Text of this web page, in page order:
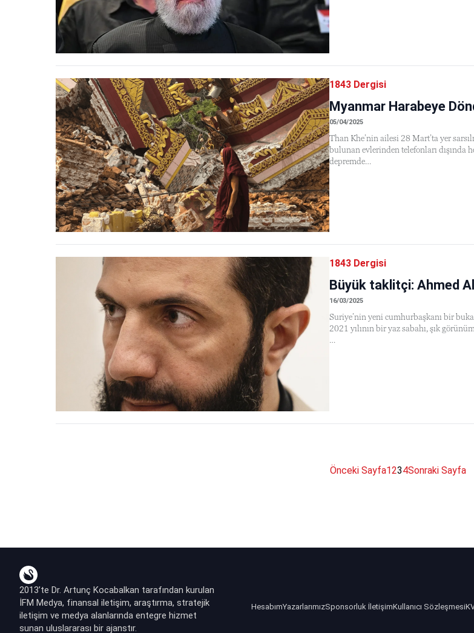
Myanmar Harabeye
05/04/2025
1843 Dergisi
Than Khe’nin ailesi 28 Mart’ta yer
bulunan evlerinden telefonları dışında
depremde…
Büyük taklitçi: Ahmed
16/03/2025
1843 Dergisi
Suriye’nin yeni cumhurbaşkanı bir
2021 yılının bir yaz sabahı, şık
…
Önceki Sayfa1234Sonraki Sayfa
2013’te Dr. Artunç Kocabalkan tarafından kurulan
İFM Medya, finansal iletişim, araştırma, stratejik
iletişim ve medya alanlarında entegre hizmet
sunan uluslararası bir ajanstır.
HesabımYazarlarımızSponsorluk İletişimKullanıcı Sözleşmesi